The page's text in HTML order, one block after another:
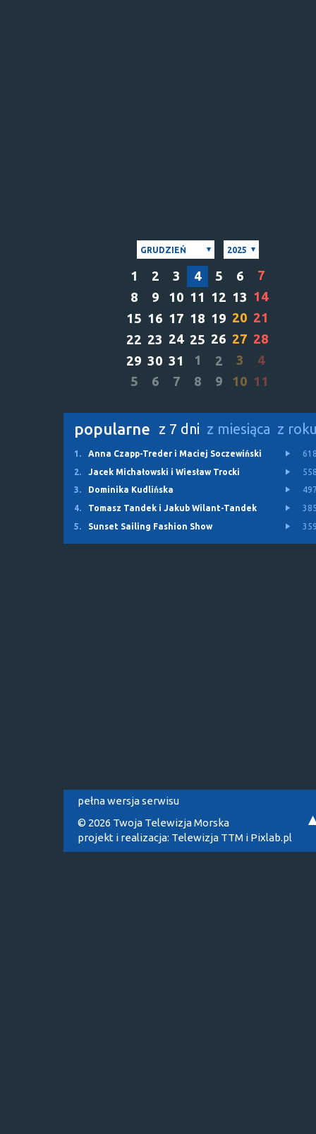
GRUDZIEŃ 2025
1 2 3 4 5 6
7
8
9 10 11 12 13 14
15 16 17 18 19 20 21
22 23 24 25 26 27 28
29 30 31 1 2 3
4
5
6 7 8 9 10 11
popularne z 7 dni z miesiąca z
1. Anna Czapp-Treder i Maciej Soczewiński
2.
Jacek Michałowski i Wiesław Trocki
3.
Dominika Kudlińska
4.
Tomasz Tandek i Jakub Wilant-Tandek
5.
Sunset Sailing Fashion Show
pełna wersja serwisu
© 2026 Twoja Telewizja Morska
projekt i realizacja: Telewizja TTM i Pixlab.pl